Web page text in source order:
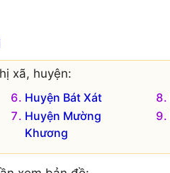
xã, huyện:
Huyện Bát Xát
Huyện Mường
Khương